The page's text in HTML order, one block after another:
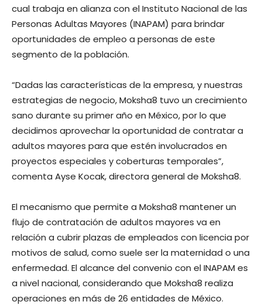
cual trabaja en alianza con el Instituto Nacional de las
Personas Adultas Mayores (INAPAM) para brindar
oportunidades de empleo a personas de este
segmento de la población.
“Dadas las características de la empresa, y nuestras
estrategias de negocio, Moksha8 tuvo un crecimiento
sano durante su primer año en México, por lo que
decidimos aprovechar la oportunidad de contratar a
adultos mayores para que estén involucrados en
proyectos especiales y coberturas temporales”,
comenta Ayse Kocak, directora general de Moksha8.
El mecanismo que permite a Moksha8 mantener un
flujo de contratación de adultos mayores va en
relación a cubrir plazas de empleados con licencia por
motivos de salud, como suele ser la maternidad o una
enfermedad. El alcance del convenio con el INAPAM es
a nivel nacional, considerando que Moksha8 realiza
operaciones en más de 26 entidades de México.